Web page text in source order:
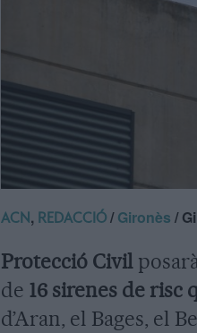
ACN , REDACCIÓ /Gironès /
Protecció Civil
de 16 sirenes de risc
d’Aran, el Bages, el